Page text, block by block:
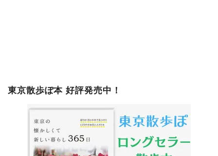
東京散歩ぽ本 好評発売中！